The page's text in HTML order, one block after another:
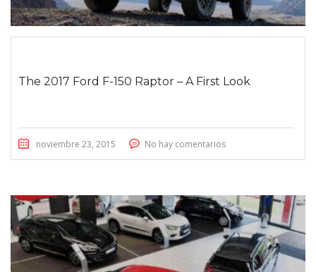
The 2017 Ford F-150 Raptor – A First Look
noviembre 23, 2015 No hay comentarios